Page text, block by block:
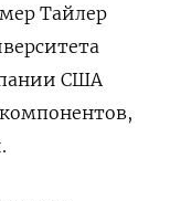
Тайлер
США